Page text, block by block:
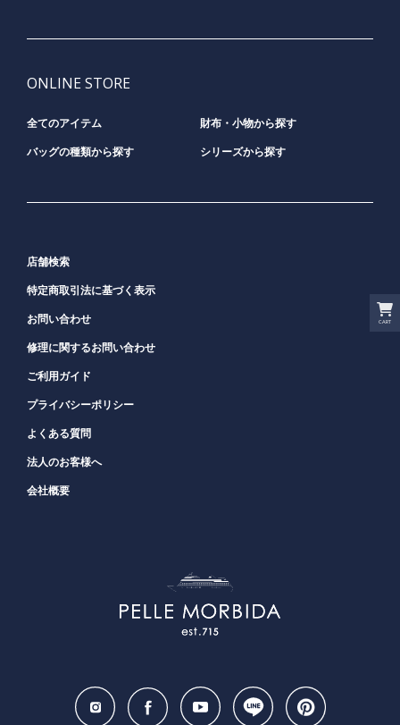
CART
ONLINE STORE
全てのアイテム 財布・小物から探す
バッグの種類から探す シリーズから探す
店舗検索
特定商取引法に基づく表示
お問い合わせ
修理に関するお問い合わせ
ご利用ガイド
プライバシーポリシー
よくある質問
法人のお客様へ
会社概要